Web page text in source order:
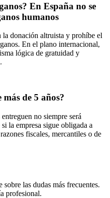
En España no se
humanos
la donación altruista y prohíbe el
En el plano internacional,
lógica de gratuidad y
de 5 años?
no siempre será
la empresa sigue obligada a
fiscales, mercantiles o de
las dudas más frecuentes.
profesional.